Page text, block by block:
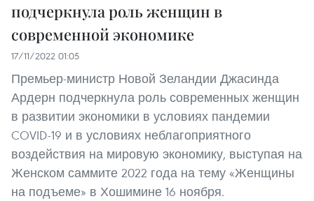
подчеркнула роль женщин в
современной экономике
17/11/2022 01:05
Премьер-министр Новой Зеландии Джасинда
Ардерн подчеркнула роль современных женщин
в развитии экономики в условиях пандемии
COVID-19 и в условиях неблагоприятного
воздействия на мировую экономику, выступая на
Женском саммите 2022 года на тему «Женщины
на подъеме» в Хошимине 16 ноября.